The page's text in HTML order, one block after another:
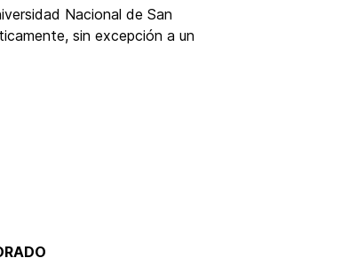
Nacional de San
sin excepción a un